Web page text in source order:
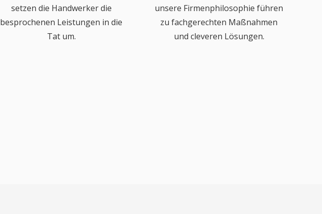
setzen die Handwerker die
besprochenen Leistungen in die
Tat um.
unsere Firmenphilosophie führen
zu fachgerechten Maßnahmen
und cleveren Lösungen.